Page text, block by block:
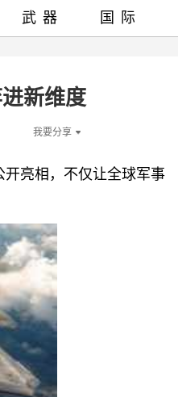
新维度
我要分享
亮相，不仅让全球军事
武器 国际